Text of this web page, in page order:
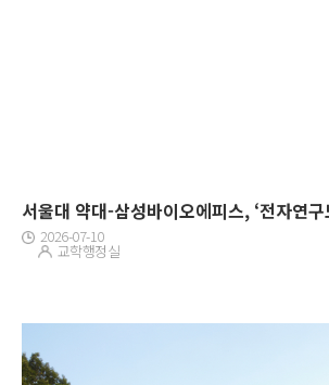
2026-07-10
교학행정실